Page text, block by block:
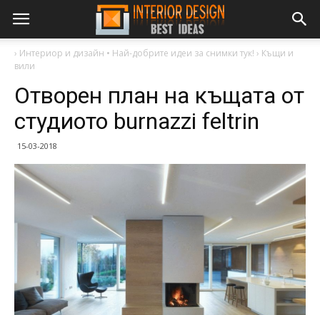
› Интериор и дизайн • Най-добрите идеи за снимки тук! › Къщи и
вили
Отворен план на къщата от
студиото burnazzi feltrin
15-03-2018